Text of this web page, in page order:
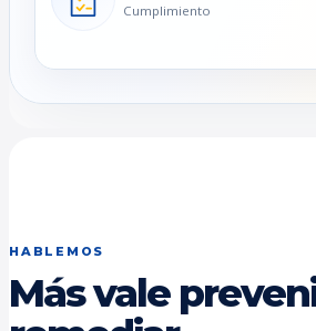
Cumplimiento
HABLEMOS
Más vale